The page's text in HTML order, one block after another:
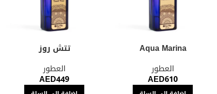
Aqua Marina
العطور
AED610
تتش روز
العطور
AED449